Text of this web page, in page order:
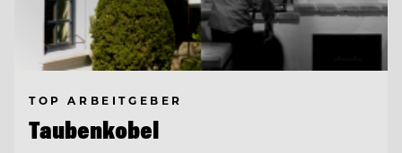
TOP ARBEITGEBER
Taubenkobel